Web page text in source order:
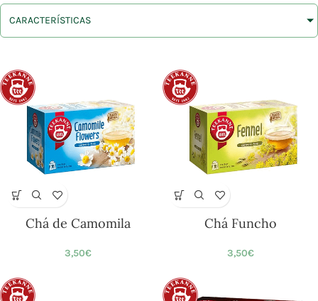
CARACTERÍSTICAS
Chá de Camomila
3,50€
Chá Funcho
3,50€